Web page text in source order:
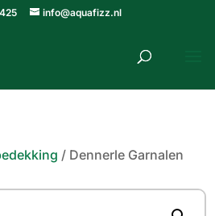
info@aquafizz.nl
/ Dennerle Garnalen